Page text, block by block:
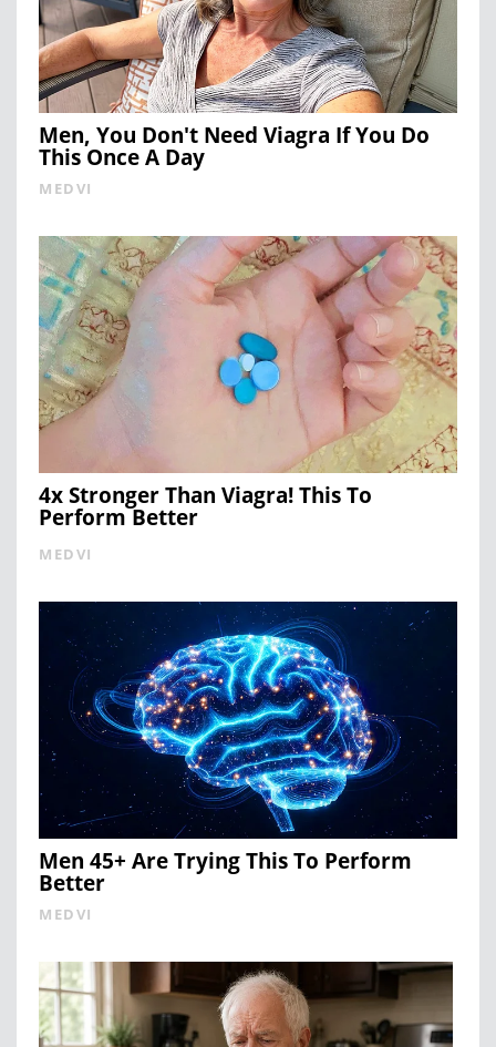
Men, You Don't Need Viagra If You Do
This Once A Day
MEDVI
4x Stronger Than Viagra! This To
Perform Better
MEDVI
Men 45+ Are Trying This To Perform
Better
MEDVI